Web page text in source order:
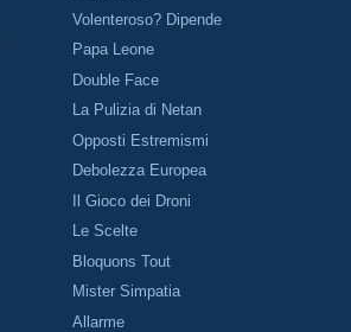
Volenteroso? Dipende
Papa Leone
Double Face
La Pulizia di Netan
Opposti Estremismi
Debolezza Europea
Il Gioco dei Droni
Le Scelte
Bloquons Tout
Mister Simpatia
Allarme